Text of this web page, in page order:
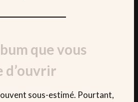
que vous
d’ouvrir
sous-estimé. Pourtant,